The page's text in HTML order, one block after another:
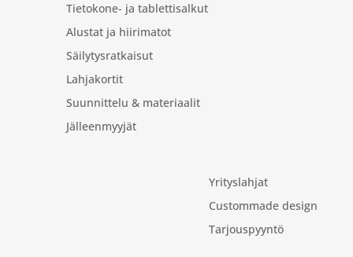
Tietokone- ja tablettisalkut
Alustat ja hiirimatot
Säilytysratkaisut
Lahjakortit
Suunnittelu & materiaalit
Jälleenmyyjät
Yrityslahjat
Custommade design
Tarjouspyyntö